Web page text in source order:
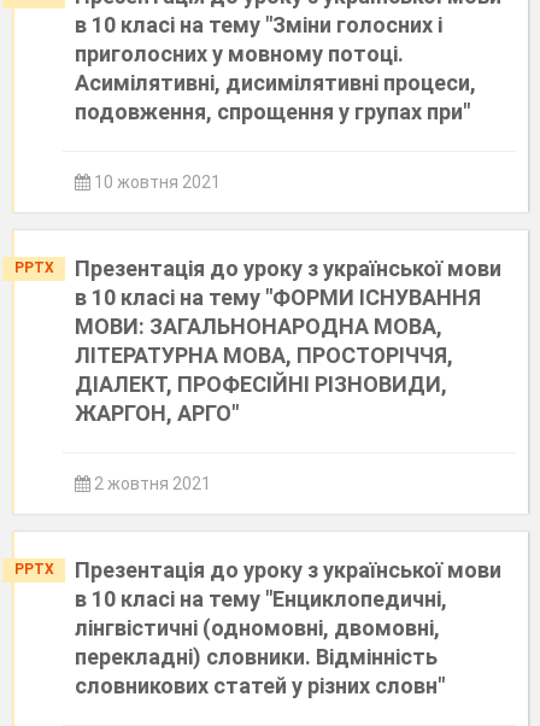
в 10 класі на тему "Зміни голосних і
приголосних у мовному потоці.
Асимілятивні, дисимілятивні процеси,
подовження, спрощення у групах при"
10 жовтня 2021
PPTX
Презентація до уроку з української мови
в 10 класі на тему "ФОРМИ ІСНУВАННЯ
МОВИ: ЗАГАЛЬНОНАРОДНА МОВА,
ЛІТЕРАТУРНА МОВА, ПРОСТОРІЧЧЯ,
ДІАЛЕКТ, ПРОФЕСІЙНІ РІЗНОВИДИ,
ЖАРГОН, АРГО"
2 жовтня 2021
PPTX
Презентація до уроку з української мови
в 10 класі на тему "Енциклопедичні,
лінгвістичні (одномовні, двомовні,
перекладні) словники. Відмінність
словникових статей у різних словн"